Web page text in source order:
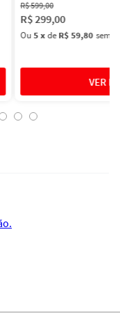
R$599,00
R$299,00
Ou5xdeR$ 59,80 sem